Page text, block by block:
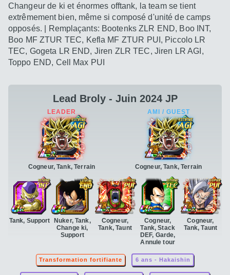
Changeur de ki et énormes offtank, la team se tient
extrêmement bien, même si composé d'unité de camps
opposés. | Remplaçants: Bootenks ZLR END, Boo INT,
Boo MF ZTUR TEC, Kefla MF ZTUR PUI, Piccolo LR
TEC, Gogeta LR END, Jiren ZLR TEC, Jiren LR AGI,
Toppo END, Cell Max PUI
Lead Broly - Juin 2024 JP
Cogneur, Tank, Terrain
Tank, Support
Nuker, Tank,
Change ki,
Support
Cogneur,
Tank, Taunt
Cogneur,
Tank, Stack
DEF, Garde,
Annule tour
Cogneur,
Tank, Taunt
Cogneur, Tank, Terrain
Transformation fortifiante 6 ans - Hakaishin